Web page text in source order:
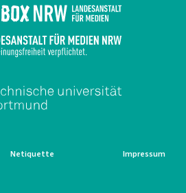
Netiquette Impressum